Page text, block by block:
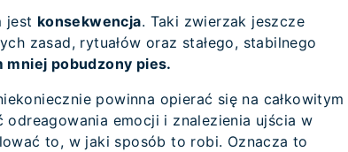
jest konsekwencja. Taki zwierzak jeszcze
zasad, rytuałów oraz stałego, stabilnego
pobudzony pies.
powinna opierać się na całkowitym
emocji i znalezienia ujścia w
to, w jaki sposób to robi. Oznacza to